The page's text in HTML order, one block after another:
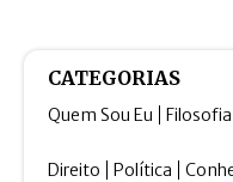
CATEGORIAS
Quem Sou Eu Filosofia
Direito Política